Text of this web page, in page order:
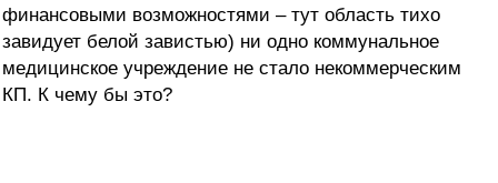
финансовыми возможностями – тут область тихо
завидует белой завистью) ни одно коммунальное
медицинское учреждение не стало некоммерческим
КП. К чему бы это?